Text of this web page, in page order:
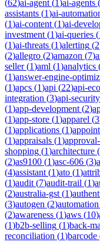
(62)ai-agent (1)ai-agents (
assistants (1)ai-
(1)ai-content (1)ai-
investment (1)ai-queries (
(1)ai-threats (1)alerting (2
(2)allegro (2)amazon (7)
seller(1)aml (1)analytics
(1)answer-engine-
(1)apcs (1)api (22)api-
integration (3)api-security
(1)app-development (2)
(1)app-store (1)apparel (3
(1)applications (1)
(1)appraisals (1)
shopping (1)architecture (
(2)as9100 (1)asc-606 (3)
(4)assistant (1)ato (1)
(1)audit (7)audit-trail (1)
(2)australia-gst (1)
(3)autogen (2)automation
(2)awareness (1)aws (10)
(1)b2b-selling (1)back-
reconciliation (1)barcode